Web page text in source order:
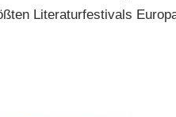
Literaturfestivals